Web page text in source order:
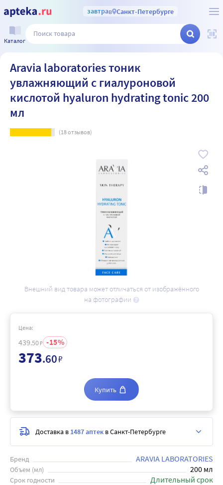
завтрав Санкт-Петербурге
Каталог
Aravia laboratories тоник
увлажняющий с гиалуроновой
кислотой hyaluron hydrating tonic 200
мл
(18отзывов)
Внешний вид товара может отличаться от изображённого
на фотографии
Бренд ARAVIA LABORATORIES
Объем (мл) 200 мл
Срок годности Длительный срок
Цена:
439.50₽ 15
373.60₽
Купить
Доставка в 1487 аптек в Санкт-Петербурге